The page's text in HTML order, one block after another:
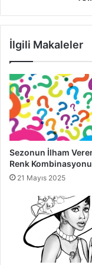
Kısa şortlar ve
yüzden dizden 3-4
gösterebilir.
kadınlar
İlgili Makaleler
Sezonun İlham
Renk Kombinasyonu
21 Mayıs 2025